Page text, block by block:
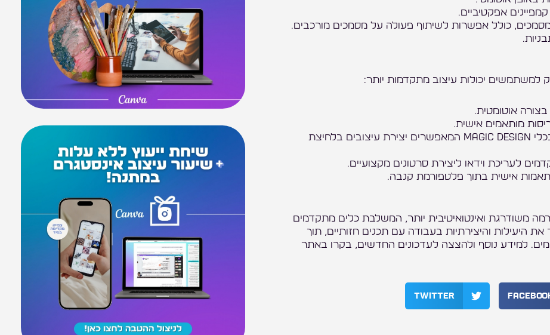
אפקטיביים.
כולל אפשרות לשיתוף פעולה על מסמכים מורכבים.
אוטומטית.
מותאמים אישית.
: שיפורים בכלי Magic Design המאפשרים יצירת עיצובים בלחיצת
לעריכת וידאו ליצירת סרטונים מקצועיים.
אישית בתוך פלטפורמת קנבה.
לשנת 2024 מציגים פלטפורמה משודרגת ואינטואיטיבית יותר, המשלבת כלים מתקדמים
היעילות והיצירתיות בעבודה עם תכנים חזותיים, תוך
למידע נוסף ולהצצה לעדכונים החדשים, בקרו באתר
Twitter